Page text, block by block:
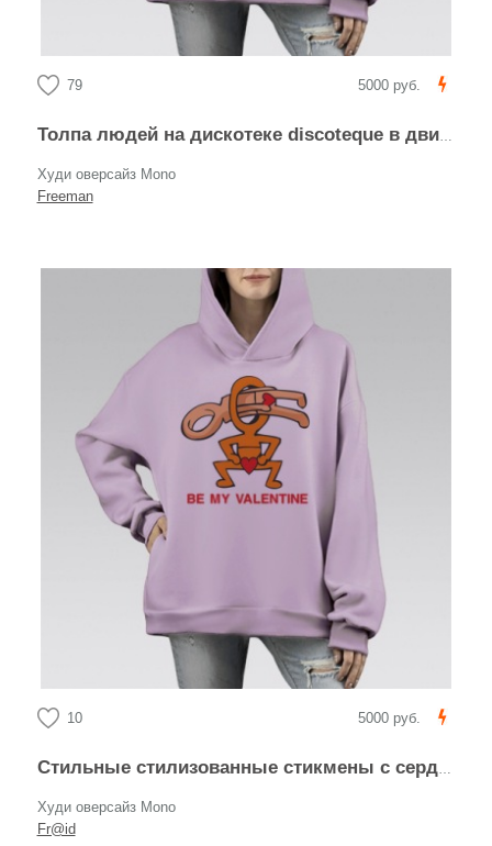
79 5000 руб.
Толпа людей на дискотеке discoteque в движении и активности
Худи оверсайз Mono
Freeman
10 5000 руб.
Стильные стилизованные стикмены с сердцами ко Дню святого Валентина BE MY VALENTINE
Худи оверсайз Mono
Fr@id